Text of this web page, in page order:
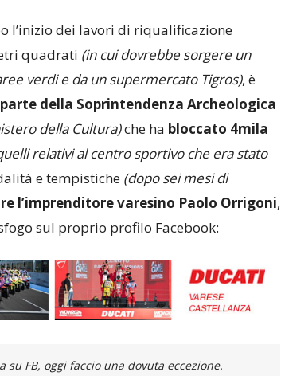
l’inizio dei lavori di riqualificazione
quadrati (in cui dovrebbe sorgere un
verdi e da un supermercato Tigros), è
della Soprintendenza Archeologica
della Cultura)che ha bloccato 4mila
relativi al centro sportivo che era stato
e tempistiche(dopo sei mesi di
l’imprenditore varesino Paolo Orrigoni,
sul proprio profilo Facebook:
FB, oggi faccio una dovuta eccezione.